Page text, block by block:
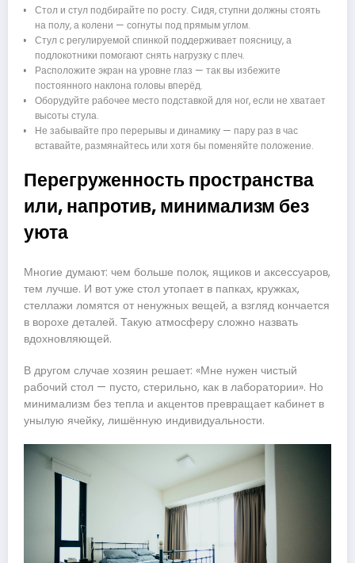
Стол и стул подбирайте по росту. Сидя, ступни должны стоять
на полу, а колени — согнуты под прямым углом.
Стул с регулируемой спинкой поддерживает поясницу, а
подлокотники помогают снять нагрузку с плеч.
Расположите экран на уровне глаз — так вы избежите
постоянного наклона головы вперёд.
Оборудуйте рабочее место подставкой для ног, если не хватает
высоты стула.
Не забывайте про перерывы и динамику — пару раз в час
вставайте, размянайтесь или хотя бы поменяйте положение.
Перегруженность пространства
или, напротив, минимализм без
уюта
Многие думают: чем больше полок, ящиков и аксессуаров,
тем лучше. И вот уже стол утопает в папках, кружках,
стеллажи ломятся от ненужных вещей, а взгляд кончается
в ворохе деталей. Такую атмосферу сложно назвать
вдохновляющей.
В другом случае хозяин решает: «Мне нужен чистый
рабочий стол — пусто, стерильно, как в лаборатории». Но
минимализм без тепла и акцентов превращает кабинет в
унылую ячейку, лишённую индивидуальности.